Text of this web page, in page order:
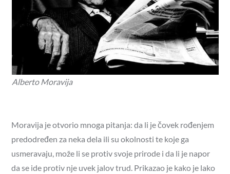
Alberto Moravija
Moravija je otvorio mnoga pitanja: da li je čovek rođenjem
predodređen za neka dela ili su okolnosti te koje ga
usmeravaju, može li se protiv svoje prirode i da li je napor
da se ide protiv nje uvek jalov trud. Prikazao je kako je lako